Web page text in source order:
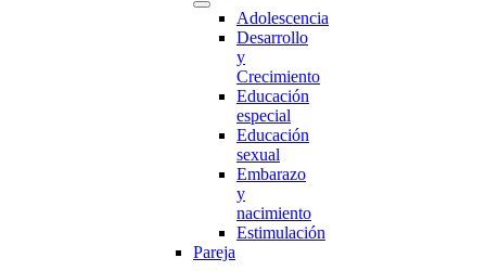
Adolescencia
Desarrollo
y
Crecimiento
Educación
especial
Educación
sexual
Embarazo
y
nacimiento
Estimulación
Pareja